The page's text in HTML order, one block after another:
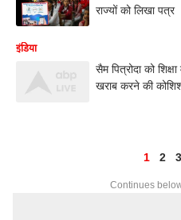
राज्यों को लिखा पत्र
इंडिया
सैम पित्रोदा को
खराब करने की
1 2 3
Continues